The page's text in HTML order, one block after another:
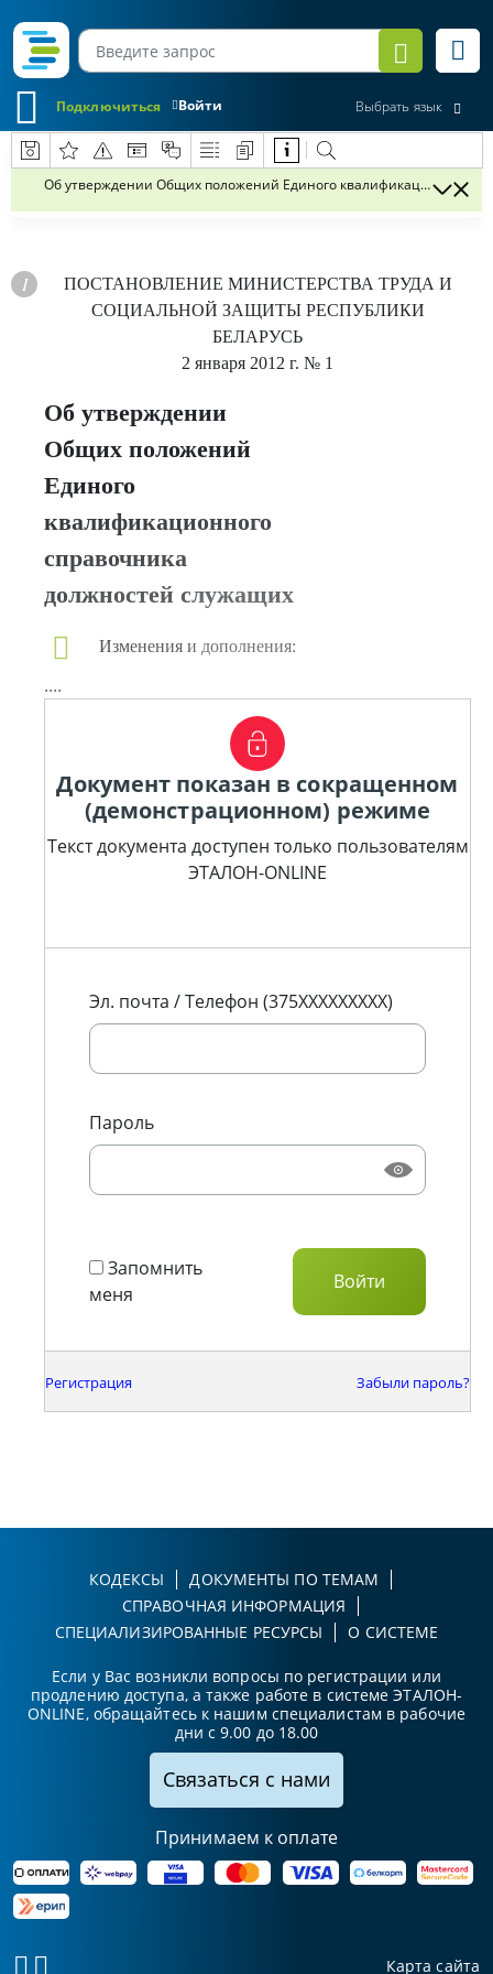
Войти
Подключиться Выбрать язык
Об утверждении Общих положений Единого квалификационного
ПОСТАНОВЛЕНИЕ МИНИСТЕРСТВА ТРУДА И
СОЦИАЛЬНОЙ ЗАЩИТЫ РЕСПУБЛИКИ
БЕЛАРУСЬ
2 января 2012 г. № 1
Об утверждении
Общих положений
Единого
квалификационного
справочника
должностей служащих
Изменения и дополнения:
....
Документ показан в сокращенном
(демонстрационном) режиме
Текст документа доступен только пользователям
ЭТАЛОН-ONLINE
Эл. почта / Телефон (375XXXXXXXXX)
Пароль
Запомнить
меня
Регистрация Забыли пароль?
КОДЕКСЫ
ДОКУМЕНТЫ ПО ТЕМАМ
СПРАВОЧНАЯ ИНФОРМАЦИЯ
СПЕЦИАЛИЗИРОВАННЫЕ РЕСУРСЫ
О СИСТЕМЕ
Если у Вас возникли вопросы по регистрации или
продлению доступа, а также работе в системе ЭТАЛОН-
ONLINE, обращайтесь к нашим специалистам в рабочие
дни с 9.00 до 18.00
Связаться с нами
Принимаем к оплате
Карта сайта